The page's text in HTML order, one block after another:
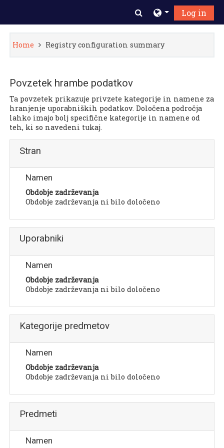
Toggle search
Log in
Home Registry configuration summary
Povzetek hrambe podatkov
Ta povzetek prikazuje privzete kategorije in namene za
hranjenje uporabniških podatkov. Določena področja
lahko imajo bolj specifične kategorije in namene od
teh, ki so navedeni tukaj.
Stran
Namen
Obdobje zadrževanja
Obdobje zadrževanja ni bilo določeno
Uporabniki
Namen
Obdobje zadrževanja
Obdobje zadrževanja ni bilo določeno
Kategorije predmetov
Namen
Obdobje zadrževanja
Obdobje zadrževanja ni bilo določeno
Predmeti
Namen